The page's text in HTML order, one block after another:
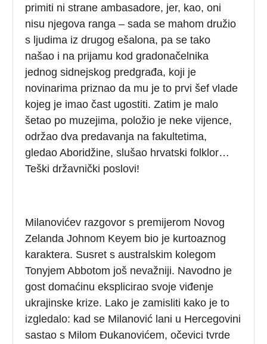
primiti ni strane ambasadore, jer, kao, oni
nisu njegova ranga – sada se mahom družio
s ljudima iz drugog ešalona, pa se tako
našao i na prijamu kod gradonačelnika
jednog sidnejskog predgrađa, koji je
novinarima priznao da mu je to prvi šef vlade
kojeg je imao čast ugostiti. Zatim je malo
šetao po muzejima, položio je neke vijence,
održao dva predavanja na fakultetima,
gledao Aboridžine, slušao hrvatski folklor…
Teški državnički poslovi!
Milanovićev razgovor s premijerom Novog
Zelanda Johnom Keyem bio je kurtoaznog
karaktera. Susret s australskim kolegom
Tonyjem Abbotom još nevažniji. Navodno je
gost domaćinu eksplicirao svoje viđenje
ukrajinske krize. Lako je zamisliti kako je to
izgledalo: kad se Milanović lani u Hercegovini
sastao s Milom Đukanovićem, očevici tvrde